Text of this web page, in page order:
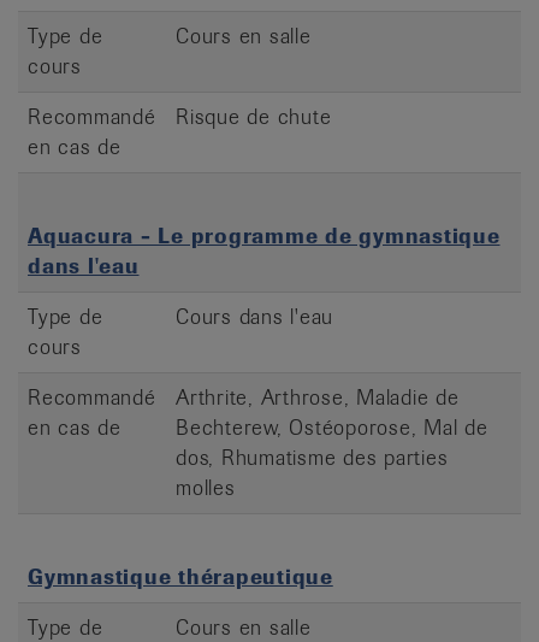
Type de
cours
Cours en salle
Recommandé
en cas de
Risque de chute
Aquacura - Le programme de gymnastique
dans l'eau
Type de
cours
Cours dans l'eau
Recommandé
en cas de
Arthrite, Arthrose, Maladie de
Bechterew, Ostéoporose, Mal de
dos, Rhumatisme des parties
molles
Gymnastique thérapeutique
Type de
Cours en salle